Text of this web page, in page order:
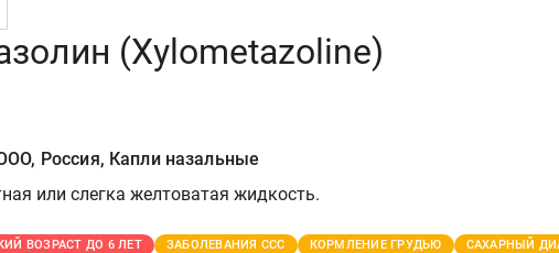
(Xylometazoline)
Россия, Капли назальные
или слегка желтоватая жидкость.
ВОЗРАСТ ДО 6 ЛЕТ ЗАБОЛЕВАНИЯ ССС КОРМЛЕНИЕ ГРУДЬЮ
САХАРНЫЙ